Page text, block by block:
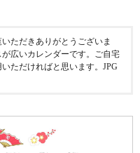
ただきありがとうございま
広いカレンダーです。ご自宅
ただければと思います。JPG